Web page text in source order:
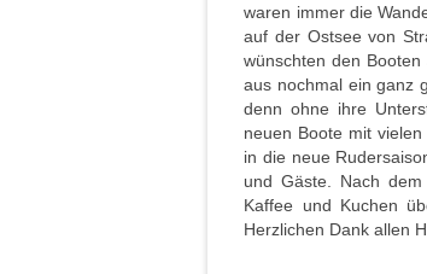
waren immer die
auf der Ostsee von
wünschten den
aus nochmal ein ganz
denn ohne ihre
neuen Boote mit
in die neue
und Gäste. Nach
Kaffee und Kuchen
Herzlichen Dank allen